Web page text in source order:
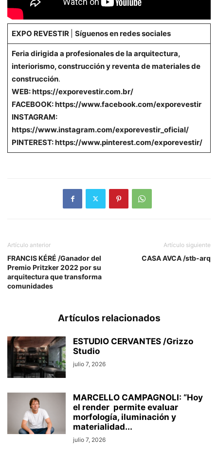
EXPO REVESTIR Síguenos en redes sociales
Feria dirigida a profesionales de la arquitectura,
interiorismo, construcción y reventa de materiales de
construcción.
WEB: https://exporevestir.com.br/
FACEBOOK: https://www.facebook.com/exporevestir
INSTAGRAM:
https://www.instagram.com/exporevestir_oficial/
PINTEREST: https://www.pinterest.com/exporevestir/
Artículo anterior
FRANCIS KÉRÉ /Ganador del
Premio Pritzker 2022 por su
arquitectura que transforma
comunidades
Artículo siguiente
CASA AVCA /stb-arq
Artículos relacionados
ESTUDIO CERVANTES /Grizzo
Studio
julio 7, 2026
MARCELLO CAMPAGNOLI: “Hoy
el render permite evaluar
morfología, iluminación y
materialidad...
julio 7, 2026